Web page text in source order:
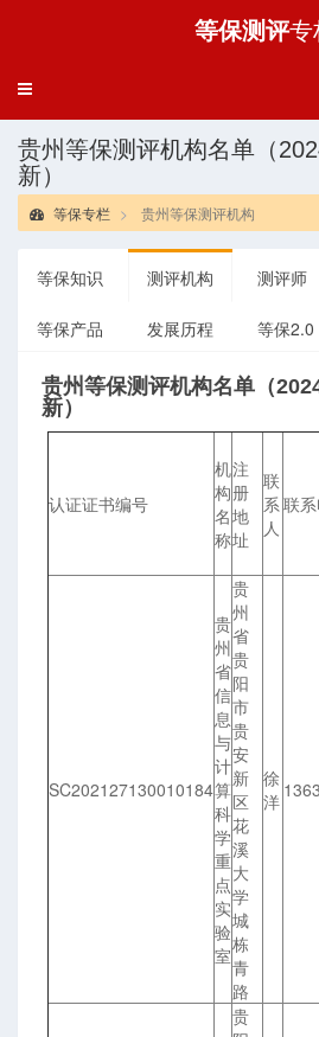
等保测评专
导
贵州等保测评机构名单（
新）
等保专栏 贵州等保测评机构
等保知识 测评机构 测评师
等保产品 发展历程 等保2.0
贵州等保测评机构名单（
新）
认证证书编号
机
构
名
称
注
册
地
址
联
系
人
联
SC202127130010184
贵
州
省
信
息
与
计
算
科
学
重
点
实
验
室
贵
州
省
贵
阳
市
贵
安
新
区
花
溪
大
学
城
栋
青
路
徐
洋
贵